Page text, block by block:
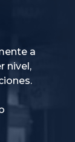
a
nivel,